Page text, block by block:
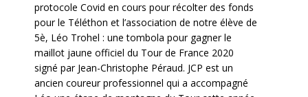
protocole Covid en cours pour récolter des fonds
pour le Téléthon et l’association de notre élève de
5è, Léo Trohel : une tombola pour gagner le
maillot jaune officiel du Tour de France 2020
signé par Jean-Christophe Péraud. JCP est un
ancien coureur professionnel qui a accompagné